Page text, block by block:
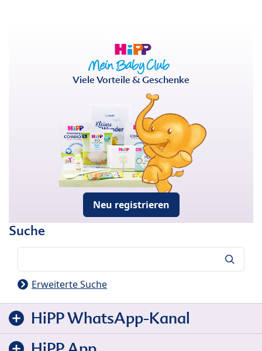
Viele Vorteile & Geschenke
Neu registrieren
Suche
Erweiterte Suche
HiPP WhatsApp-Kanal